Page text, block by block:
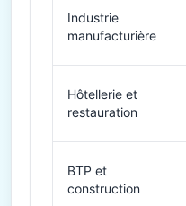
Industrie
manufacturière
Hôtellerie et
restauration
BTP et
construction